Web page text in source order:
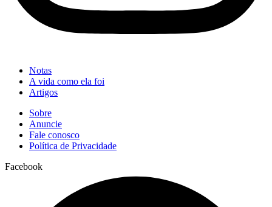
Notas
A vida como ela foi
Artigos
Sobre
Anuncie
Fale conosco
Política de Privacidade
Facebook